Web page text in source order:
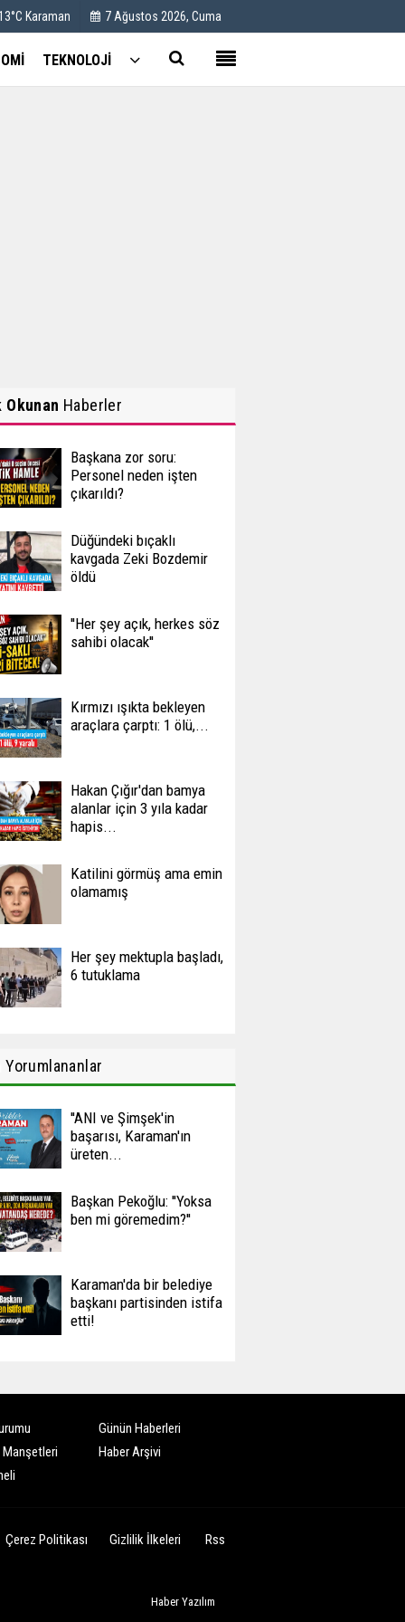
Karaman 7 Ağustos 2026, Cuma
TEKNOLOJİ
Okunan Haberler
Başkana zor soru:
Personel neden işten
çıkarıldı?
Düğündeki bıçaklı
kavgada Zeki Bozdemir
öldü
''Her şey açık, herkes söz
sahibi olacak''
Kırmızı ışıkta bekleyen
araçlara çarptı: 1 ölü,...
Hakan Çığır'dan bamya
alanlar için 3 yıla kadar
hapis...
Katilini görmüş ama emin
olamamış
Her şey mektupla başladı,
6 tutuklama
Yorumlananlar
''ANI ve Şimşek'in
başarısı, Karaman'ın
üreten...
Başkan Pekoğlu: ''Yoksa
ben mi göremedim?''
Karaman'da bir belediye
başkanı partisinden istifa
etti!
Günün Haberleri
Haber Arşivi
Çerez Politikası Gizlilik İlkeleri Rss
Haber Yazılım